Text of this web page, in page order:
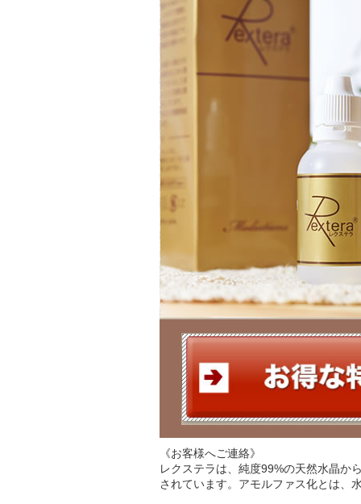
《お客様へご連絡》
レクステラは、純度99%の天然水晶か
されています。アモルファス化とは、